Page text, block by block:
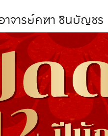
จารย์คฑา ชินบัญชร